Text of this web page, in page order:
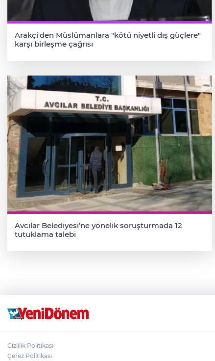
Arakçi'den Müslümanlara "kötü niyetli dış güçlere"
karşı birleşme çağrısı
Avcılar Belediyesi’ne yönelik soruşturmada 12
tutuklama talebi
Gizlilik Politikası
Çerez Politikası